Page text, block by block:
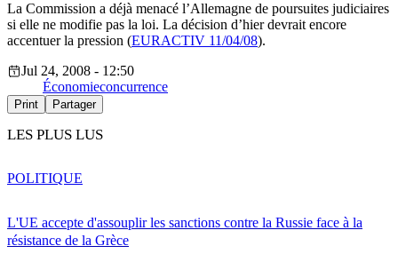
La Commission a déjà menacé l’Allemagne de poursuites judiciaires
si elle ne modifie pas la loi. La décision d’hier devrait encore
accentuer la pression (EURACTIV 11/04/08).
Jul 24, 2008 - 12:50
Économieconcurrence
Print Partager
LES PLUS LUS
L'UE accepte d'assouplir les sanctions contre la Russie face à la
résistance de la Grèce
POLITIQUE